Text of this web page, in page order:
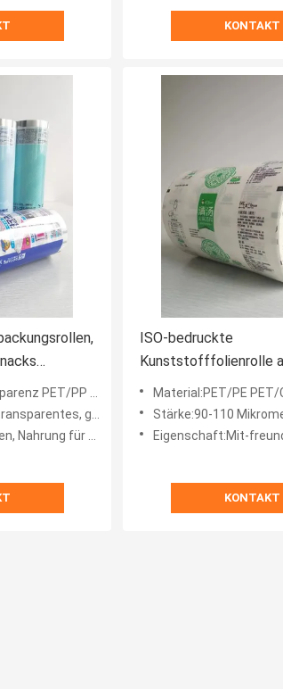
KONTAKT
PE fertigte besonders an
feuchtigkeitsfester, starker Kompressions-W
Süßigkeit, Tee-Blätter, Meeresfrüchte
ISO-bedruckte
Kunststofffolienrolle
Hotpot-Gewürz
Material:PET/PE PET/CPP
Stärke:90-110 Mikrometer
Eigenschaft:Mit-freundlich, Schnitzer-Grad, feuchtigkeitsfester,
KONTAKT